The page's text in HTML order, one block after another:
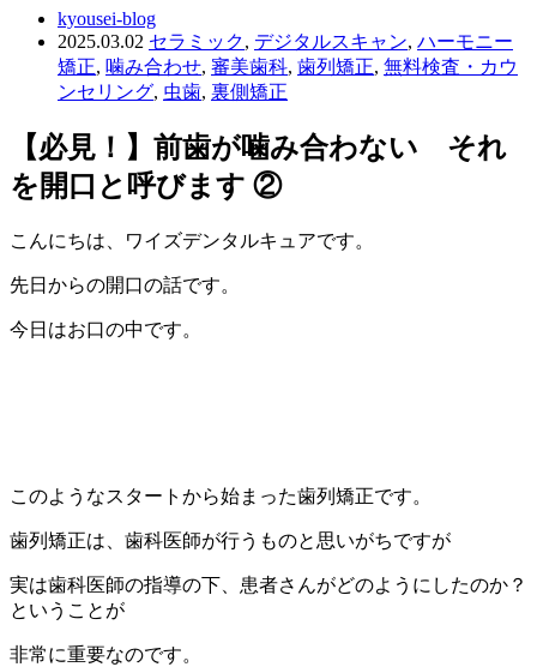
kyousei-blog
2025.03.02 セラミック, デジタルスキャン, ハーモニー
矯正, 噛み合わせ, 審美歯科, 歯列矯正, 無料検査・カウ
ンセリング, 虫歯, 裏側矯正
【必見！】前歯が噛み合わない それ
を開口と呼びます ②
こんにちは、ワイズデンタルキュアです。
先日からの開口の話です。
今日はお口の中です。
このようなスタートから始まった歯列矯正です。
歯列矯正は、歯科医師が行うものと思いがちですが
実は歯科医師の指導の下、患者さんがどのようにしたのか？
ということが
非常に重要なのです。